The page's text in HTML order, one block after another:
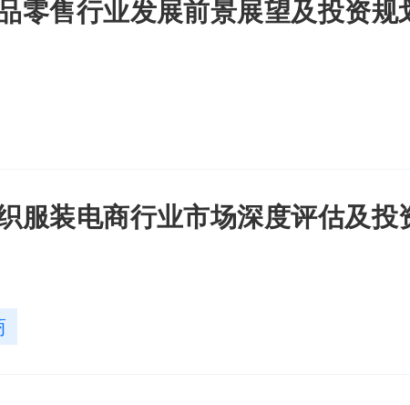
售行业发展前景展望及投资规
装电商行业市场深度评估及投